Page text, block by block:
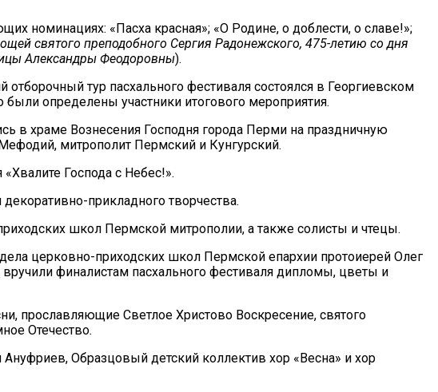
номинациях: «Пасха красная»; «О Родине, о доблести, о славе!»;
святого преподобного Сергия Радонежского, 475-летию со дня
Александры Феодоровны).
тур пасхального фестиваля состоялся в Георгиевском
определены участники итогового мероприятия.
в храме Вознесения Господня города Перми на праздничную
митрополит Пермский и Кунгурский.
Господа с Небес!».
прикладного творчества.
школ Пермской митрополии, а также солисты и чтецы.
церковно-приходских школ Пермской епархии протоиерей Олег
финалистам пасхального фестиваля дипломы, цветы и
прославляющие Светлое Христово Воскресение, святого
Отечество.
Образцовый детский коллектив хор «Весна» и хор